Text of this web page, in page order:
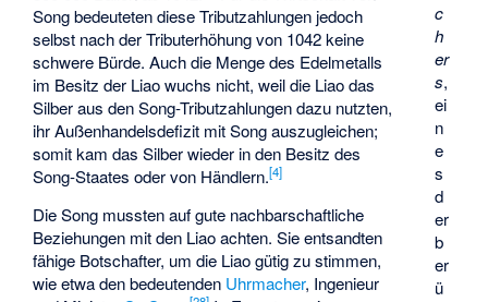
c
h
er
s,
ei
n
e
s
d
er
b
er
ü
Song bedeuteten diese Tributzahlungen jedoch
selbst nach der Tributerhöhung von 1042 keine
schwere Bürde. Auch die Menge des Edelmetalls
im Besitz der Liao wuchs nicht, weil die Liao das
Silber aus den Song-Tributzahlungen dazu nutzten,
ihr Außenhandelsdefizit mit Song auszugleichen;
somit kam das Silber wieder in den Besitz des
Song-Staates oder von Händlern.[4]
Die Song mussten auf gute nachbarschaftliche
Beziehungen mit den Liao achten. Sie entsandten
fähige Botschafter, um die Liao gütig zu stimmen,
wie etwa den bedeutenden Uhrmacher, Ingenieur